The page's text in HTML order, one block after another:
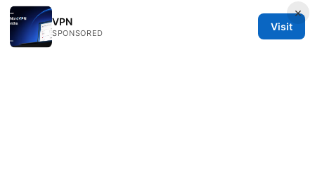
×
VPN
SPONSORED
Visit